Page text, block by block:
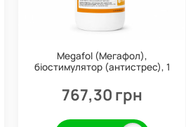
Megafol (Мегафол),
біостимулятор (антистрес), 1
767,30 грн